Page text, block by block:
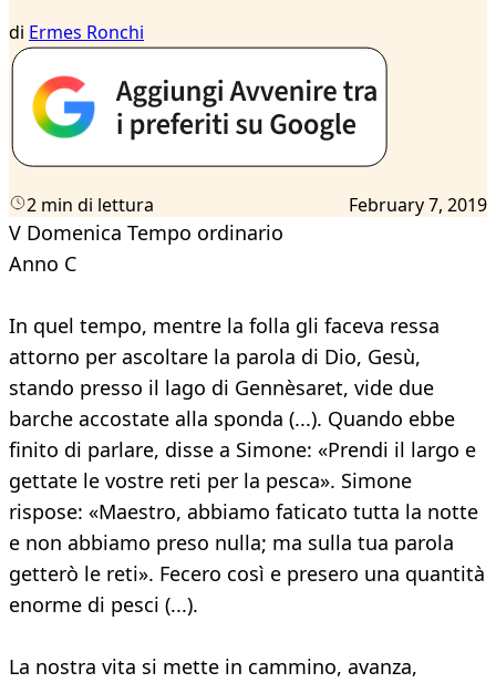
di Ermes Ronchi
2 min di lettura February 7, 2019
V Domenica Tempo ordinario
Anno C
In quel tempo, mentre la folla gli faceva ressa
attorno per ascoltare la parola di Dio, Gesù,
stando presso il lago di Gennèsaret, vide due
barche accostate alla sponda (...). Quando ebbe
finito di parlare, disse a Simone: «Prendi il largo e
gettate le vostre reti per la pesca». Simone
rispose: «Maestro, abbiamo faticato tutta la notte
e non abbiamo preso nulla; ma sulla tua parola
getterò le reti». Fecero così e presero una quantità
enorme di pesci (...).
La nostra vita si mette in cammino, avanza,